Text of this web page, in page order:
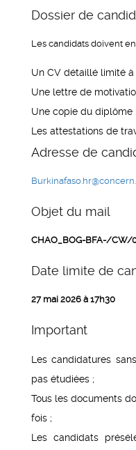
Dossier de
Les candidats doivent
Un CV détaillé limité à
Une lettre de
Une copie du diplôme ;
Les attestations de
Adresse de
Objet du mail
CHAO_BOG-BFA-/CW/
Date limite de
27 mai 2026 à 17h30
Important
Les candidatures
pas étudiées ;
Tous les documents
fois ;
Les candidats